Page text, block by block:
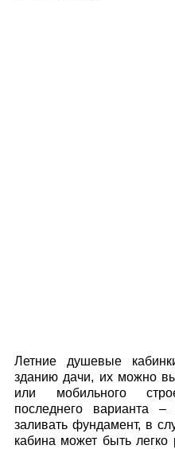
Летние душевые
зданию дачи, их можно
или мобильного
последнего варианта –
заливать фундамент, в
кабина может быть